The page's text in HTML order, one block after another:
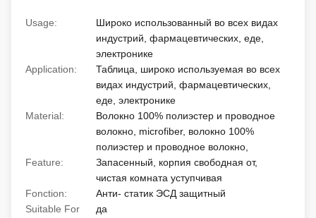
Usage:
Широко использованный во всех видах
индустрий, фармацевтических, еде,
электронике
Application:
Таблица, широко используемая во всех
видах индустрий, фармацевтических,
еде, электронике
Material:
Волокно 100% полиэстер и проводное
волокно, microfiber, волокно 100%
полиэстер и проводное волокно,
Feature:
Запасенный, корпия свободная от,
чистая комната уступчивая
Fonction:
Анти- статик ЭСД защитный
Suitable For
да